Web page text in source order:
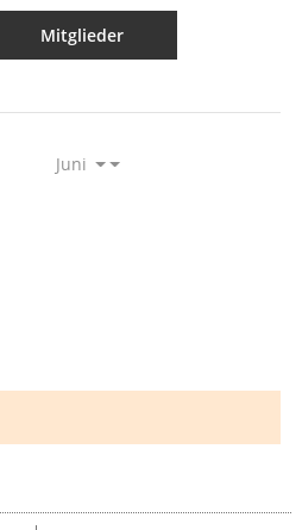
Mitglieder
Juni